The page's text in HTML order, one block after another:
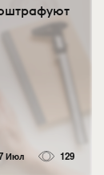
Июл 129